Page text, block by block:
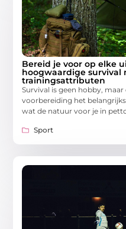
Bereid je voor op elke
hoogwaardige survival
trainingsattributen
Survival is geen hobby,
voorbereiding het
wat de natuur voor je in
Sport